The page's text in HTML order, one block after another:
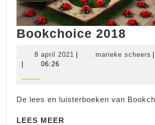
Bookchoice 2018
8 april 2021 8| marieke scheers |
|
06:26
De lees en luisterboeken van
LEES MEER